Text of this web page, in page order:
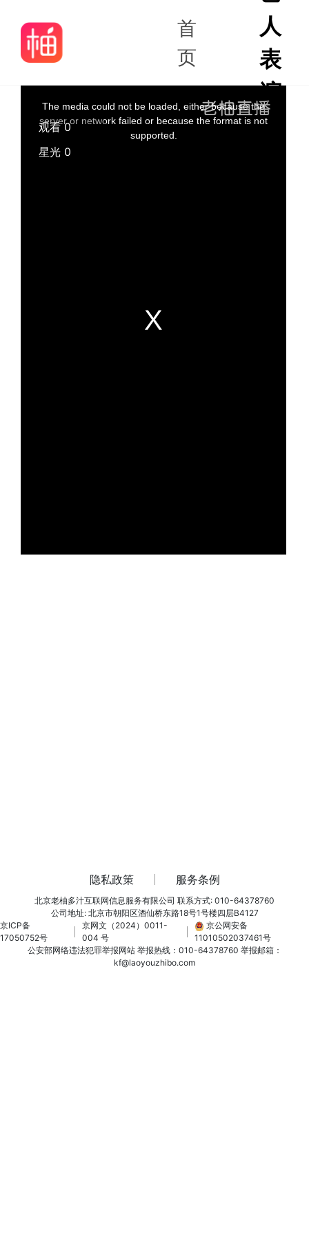
首
页
人
表
演
The media could not be loaded, either because the
server or network failed or because the format is not
supported.
观看 0
星光 0
隐私政策 服务条例
北京老柚多汁互联网信息服务有限公司 联系方式: 010-64378760
公司地址: 北京市朝阳区酒仙桥东路18号1号楼四层B4127
京ICP备
17050752号
京网文（2024）0011-
004 号
京公网安备
11010502037461号
公安部网络违法犯罪举报网站 举报热线：010-64378760 举报邮箱：
kf@laoyouzhibo.com